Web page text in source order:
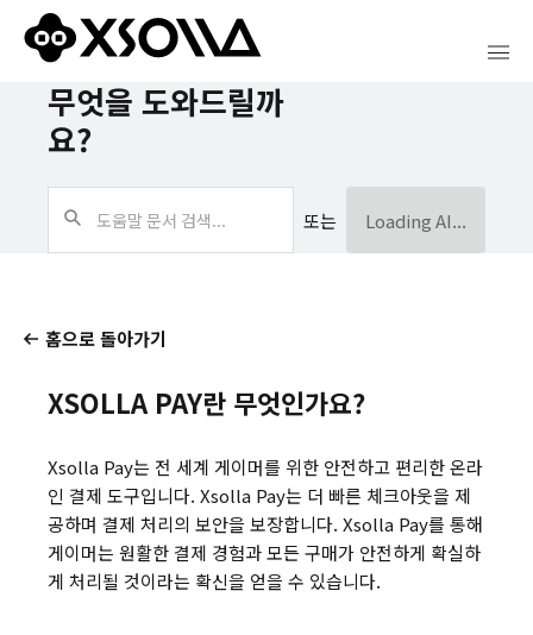
무엇을 도와드릴까
요?
또는 Loading AI...
홈으로 돌아가기
XSOLLA PAY란 무엇인가요?
Xsolla Pay는 전 세계 게이머를 위한 안전하고 편리한 온라
인 결제 도구입니다. Xsolla Pay는 더 빠른 체크아웃을 제
공하며 결제 처리의 보안을 보장합니다. Xsolla Pay를 통해
게이머는 원활한 결제 경험과 모든 구매가 안전하게 확실하
게 처리될 것이라는 확신을 얻을 수 있습니다.